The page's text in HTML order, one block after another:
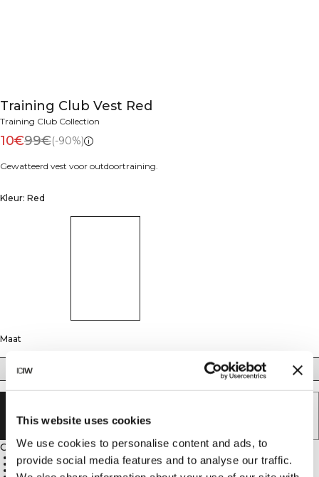
This website uses cookies
We use cookies to personalise content and ads, to
provide social media features and to analyse our traffic.
Training Club Vest Red
Training Club Collection
10€99€(-90%)
Gewatteerd vest voor outdoortraining.
Kleur: Red
Maat
XL XXL
HOOGTE
Omschrijving
94% Nylon, 6% Elastaan
Voering en isolatie: 100% Polyester